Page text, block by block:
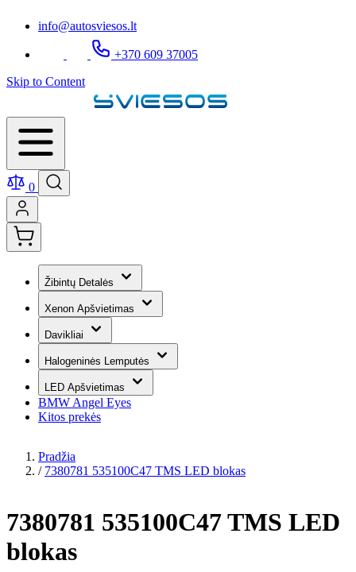
info@autosviesos.lt
+370 609 37005
Skip to Content
0
Žibintų Detalės
Xenon Apšvietimas
Davikliai
Halogeninės Lemputės
LED Apšvietimas
BMW Angel Eyes
Kitos prekės
Pradžia
/ 7380781 535100C47 TMS LED blokas
7380781 535100C47 TMS LED
blokas